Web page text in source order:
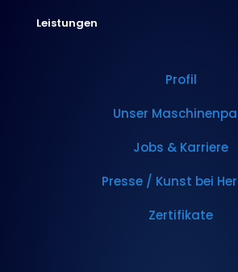
Leistungen
Profil
Unser
Jobs & Karriere
Presse / Kunst bei
Zertifikate